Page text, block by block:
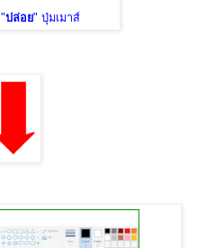
"ปล่อย" ปุ่มเมาส์